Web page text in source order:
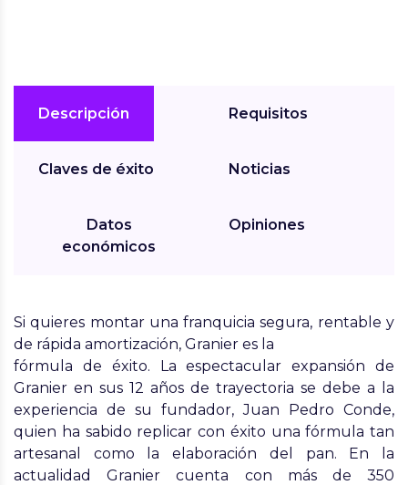
Descripción
Claves de éxito
Datos
económicos
Requisitos
Noticias
Opiniones
Si quieres montar una franquicia segura, rentable y
de rápida amortización, Granier es la
fórmula de éxito. La espectacular expansión de
Granier en sus 12 años de trayectoria se debe a la
experiencia de su fundador, Juan Pedro Conde,
quien ha sabido replicar con éxito una fórmula tan
artesanal como la elaboración del pan. En la
actualidad Granier cuenta con más de 350